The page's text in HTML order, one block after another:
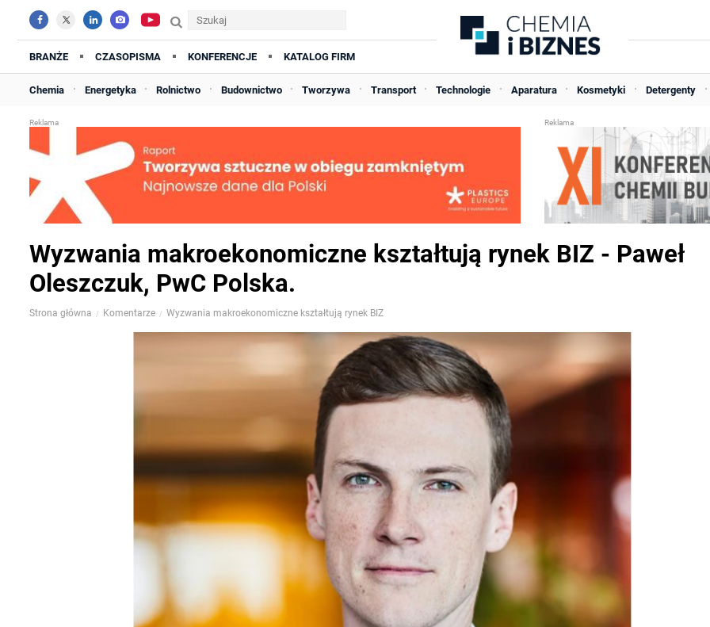
BRANŻE CZASOPISMA KONFERENCJE KATALOG FIRM
Chemia Energetyka Rolnictwo Budownictwo Tworzywa Transport Technologie Aparatura Kosmetyki Detergenty
Wyzwania makroekonomiczne kształtują rynek BIZ - Paweł
Oleszczuk, PwC Polska.
Strona główna Komentarze Wyzwania makroekonomiczne kształtują rynek BIZ